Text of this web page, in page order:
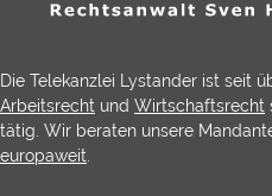
Die Telekanzlei Lystander ist seit
Arbeitsrecht und Wirtschaftsrecht
tätig. Wir beraten unsere
europaweit